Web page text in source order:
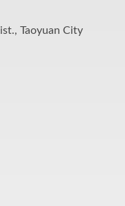
Taoyuan City